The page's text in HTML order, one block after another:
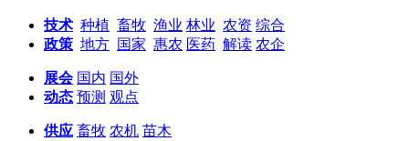
技术 种植 畜牧 渔业 林业 农资 综合
政策 地方 国家 惠农 医药 解读 农企
展会 国内 国外
动态 预测 观点
供应 畜牧 农机 苗木